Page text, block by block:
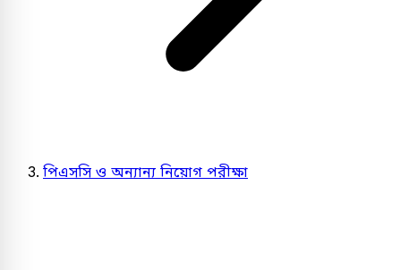
পিএসসি ও অন্যান্য নিয়োগ পরীক্ষা